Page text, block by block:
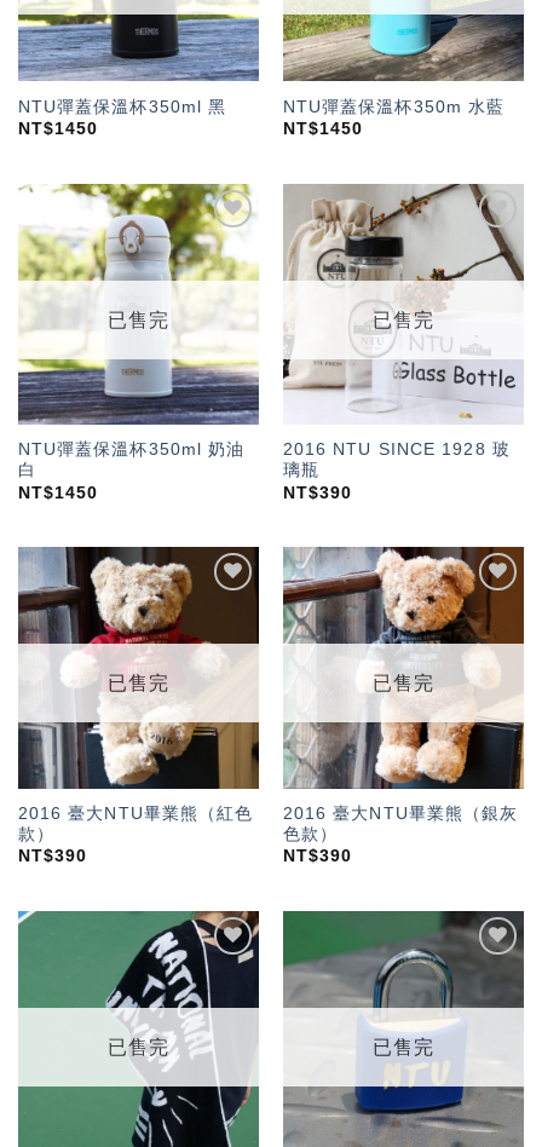
NTU彈蓋保溫杯350ml 黑
NT$1450
NTU彈蓋保溫杯350m 水藍
NT$1450
加入
「願
望輕
已售完
NTU彈蓋保溫杯350ml 奶油
白
NT$1450
加入
「願
望輕
已售完
2016 NTU SINCE 1928 玻
璃瓶
NT$390
望輕
已售完
2016 臺大NTU畢業熊（紅色
款）
NT$390
「願
望輕
已售完
2016 臺大NTU畢業熊（銀灰
色款）
NT$390
望輕
已售完
望輕
已售完